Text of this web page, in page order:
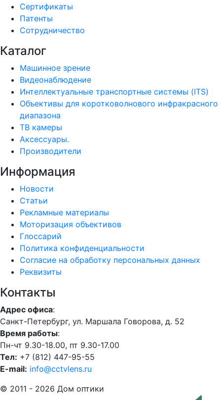
Сертификаты
Патенты
Сотрудничество
Каталог
Машинное зрение
Видеонаблюдение
Интеллектуальные транспортные системы (ITS)
Объективы для коротковолнового инфракрасного
диапазона
ТВ камеры
Аксессуары.
Производители
Информация
Новости
Статьи
Рекламные материалы
Моторизация объективов
Глоссарий
Политика конфиденциальности
Согласие на обработку персональных данных
Реквизиты
Контакты
Адрес офиса:
Санкт-Петербург, ул. Маршала Говорова, д. 52
Время работы:
Пн-чт 9.30-18.00, пт 9.30-17.00
Тел: +7 (812) 447-95-55
E-mail: info@cctvlens.ru
© 2011 - 2026 Дом оптики